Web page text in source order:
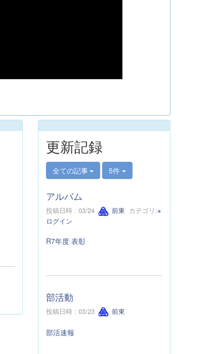
更新記録
全ての記事 5件
アルバム
投稿日時 : 03/24 前東 カテゴリ:※
ログイン
R7年度 表彰
部活動
投稿日時 : 03/23 前東
部活速報